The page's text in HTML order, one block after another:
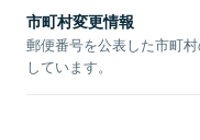
市町村変更情報
郵便番号を公表した市町
しています。